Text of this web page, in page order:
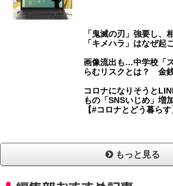
「鬼滅の刃」強要し、
「キメハラ」はなぜ起
画像流出も…中学校「
らむリスクとは？ 金
コロナになりそうと
もの「SNSいじめ」
【#コロナとどう暮らす
もっと見る